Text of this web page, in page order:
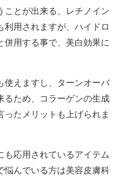
ことが出来る、レチノイン
利用されますが、ハイドロ
併用する事で、美白効果に
使えますし、ターンオーバ
るため、コラーゲンの生成
ったメリットも上げられま
も応用されているアイテム
悩んでいる方は美容皮膚科